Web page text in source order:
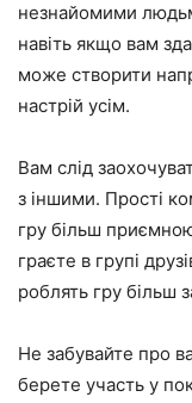
незнайомими
навіть якщо вам
може створити
настрій усім.
Вам слід
з іншими. Прості
гру більш
граєте в групі
роблять гру більш
Не забувайте про
берете участь у